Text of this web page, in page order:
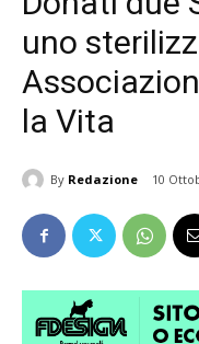
uno
la Vita
By Redazione 10